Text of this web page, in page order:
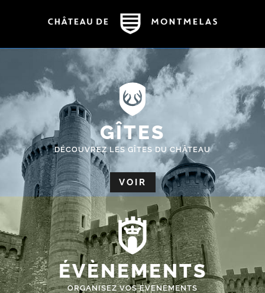
GÎTES
DÉCOUVREZ LES GÎTES DU CHÂTEAU
VOIR
ÉVÈNEMENTS
ORGANISEZ VOS EVENEMENTS